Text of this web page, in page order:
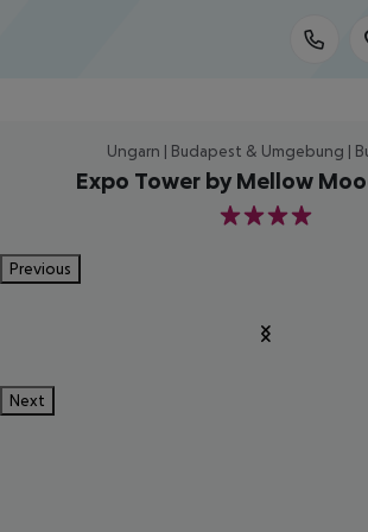
Ungarn | Budapest & Umgebung |
Expo Tower by Mellow
4
Previous
Next